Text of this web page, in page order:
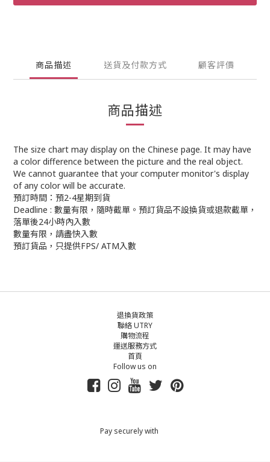
商品描述 送貨及付款方式 顧客評價
商品描述
The size chart may display on the Chinese page. It may have
a color difference between the picture and the real object.
We cannot guarantee that your computer monitor's display
of any color will be accurate.
預訂時間：預2-4星期到貨
Deadline : 數量有限，隨時截單。預訂貨品不設換貨或退款截單，
落單後24小時內入數
數量有限，請盡快入數
預訂貨品，只提供FPS/ ATM入數
退換貨政策
聯絡 UTRY
購物流程
運送服務方式
首頁
Follow us on
Pay securely with